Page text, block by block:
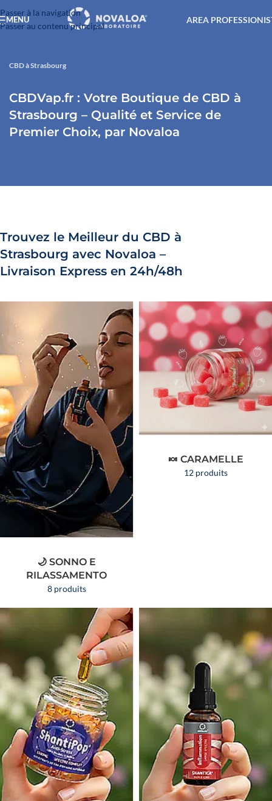
Passer à la navigation
Passer au contenu principal
MENU AREA
CBD à Strasbourg
CBDVap.fr : Votre Boutique de CBD à
Strasbourg – Qualité et Service de
Premier Choix, par Novaloa
Trouvez le Meilleur du CBD à
Strasbourg avec Novaloa –
Livraison Express en 24h/48h
🌙 SONNO E
RILASSAMENTO
8 produits
🍬 CARAMELLE
12 produits